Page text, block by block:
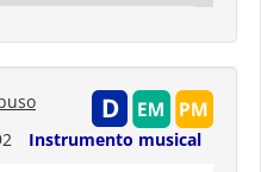
Instrumento musical